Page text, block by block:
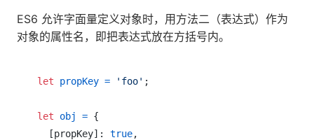
ES6 允许字面量定义对象时，用方法二（表达式）作为
对象的属性名，即把表达式放在方括号内。
let propKey = 'foo' ;
let obj = {
  [propKey]:
true,